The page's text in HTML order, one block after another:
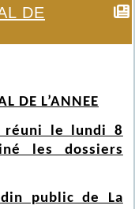
DE
DE L’ANNEE
réuni le lundi 8
les dossiers
public de La